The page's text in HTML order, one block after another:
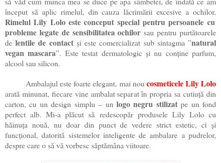
început să aplic rimelul, din cauza lăcrimării excesive a ochilor.
Rimelul Lily Lolo este conceput special pentru persoanele cu
probleme legate de sensibilitatea ochilor sau pentru purtătoarele
delentile de contactși este comercializat sub sintagma ”natural
vegan mascara”. Este testat dermatologic și nu conține parfum,
alcool sau silicon.
Ambalajul este foarte elegant, mai nou cosmeticele Lily Lolo
arată minunat, fiecare vine ambalat separat în propria sa cutiuță din
carton, cu un design simplu – un logo negru stilizatpe un fond
perfect alb. Mi-a plăcut să redescopăr produsele Lily Lolo cu
hăinuța nouă, nu doar din punct de vedere strict estetic, ci și
funcțional, datorită sistemelor inteligente de ambalare a pudrelor,
despre care o să vă vorbesc săptămâna viitoare.